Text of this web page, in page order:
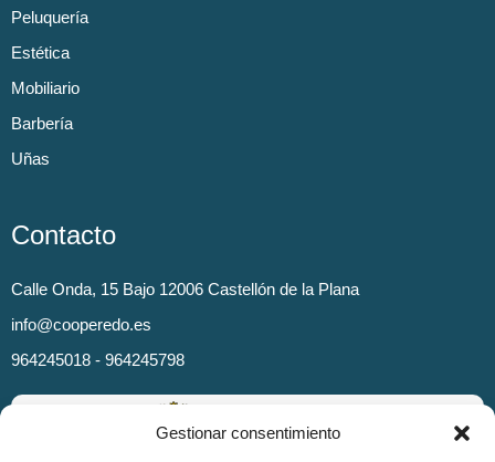
Gestionar consentimiento
Peluquería
Estética
Mobiliario
Barbería
Uñas
Contacto
Calle Onda, 15 Bajo 12006 Castellón de la Plana
info@cooperedo.es
964245018 - 964245798